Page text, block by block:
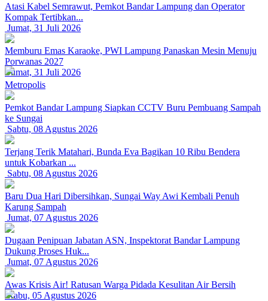
Atasi Kabel Semrawut, Pemkot Bandar Lampung dan Operator
Kompak Tertibkan...
Jumat, 31 Juli 2026
Memburu Emas Karaoke, PWI Lampung Panaskan Mesin Menuju
Porwanas 2027
Jumat, 31 Juli 2026
Metropolis
Pemkot Bandar Lampung Siapkan CCTV Buru Pembuang Sampah
ke Sungai
Sabtu, 08 Agustus 2026
Terjang Terik Matahari, Bunda Eva Bagikan 10 Ribu Bendera
untuk Kobarkan ...
Sabtu, 08 Agustus 2026
Baru Dua Hari Dibersihkan, Sungai Way Awi Kembali Penuh
Karung Sampah
Jumat, 07 Agustus 2026
Dugaan Penipuan Jabatan ASN, Inspektorat Bandar Lampung
Dukung Proses Huk...
Jumat, 07 Agustus 2026
Awas Krisis Air! Ratusan Warga Pidada Kesulitan Air Bersih
Rabu, 05 Agustus 2026